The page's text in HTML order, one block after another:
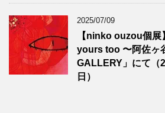
2025/07/09
【ninko ouzou個
yours too 〜阿佐ヶ
GALLERY」にて（
日）